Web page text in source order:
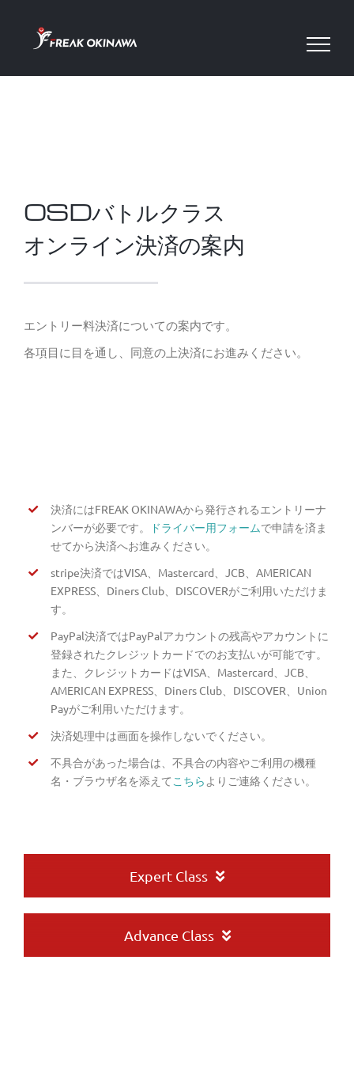
OSDバトルクラス
オンライン決済の案内
エントリー料決済についての案内です。
各項目に目を通し、同意の上決済にお進みください。
決済にはFREAK OKINAWAから発行されるエントリーナ
ンバーが必要です。
ドライバー用フォームで申請を済ま
せてから決済へお進みください。
stripe決済ではVISA、Mastercard、JCB、AMERICAN
EXPRESS、Diners Club、DISCOVERがご利用いただけま
す。
PayPal決済ではPayPalアカウントの残高やアカウントに
登録されたクレジットカードでのお支払いが可能です。
また、クレジットカードはVISA、Mastercard、JCB、
AMERICAN EXPRESS、Diners Club、DISCOVER、Union
Payがご利用いただけます。
決済処理中は画面を操作しないでください。
不具合があった場合は、不具合の内容やご利用の機種
名・ブラウザ名を添えて こちら よりご連絡ください。
Expert Class
Advance Class